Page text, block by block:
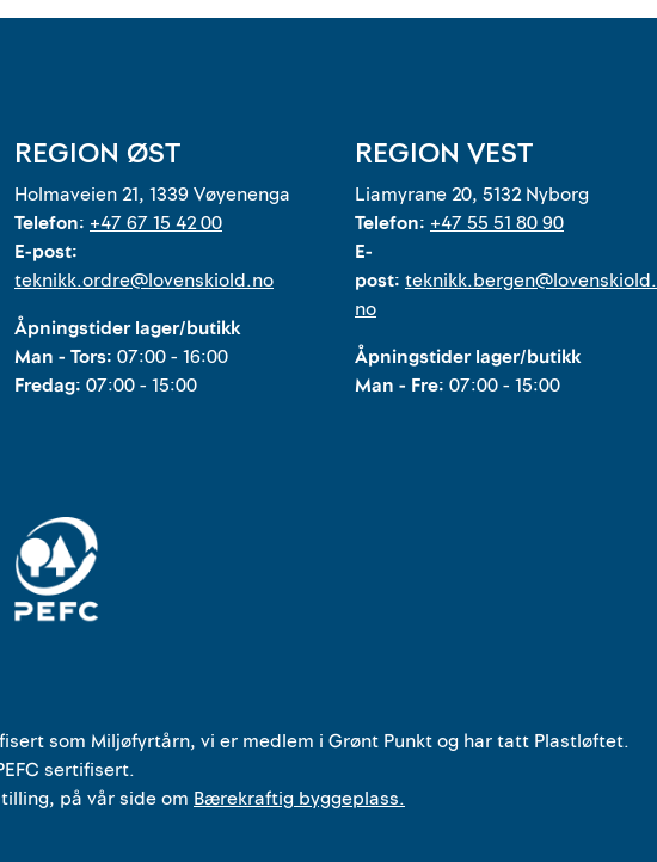
REGION ØST
Holmaveien 21, 1339 Vøyenenga
Telefon: +47 67 15 42 00
E-post:
teknikk.ordre@lovenskiold.no
Åpningstider lager/butikk
Man - Tors: 07:00 - 16:00
Fredag: 07:00 - 15:00
REGION VEST
Liamyrane 20, 5132 Nyborg
Telefon: +47 55 51 80 90
E-
post: teknikk.bergen@lovenskiold.
no
Åpningstider lager/butikk
Man - Fre: 07:00 - 15:00
som Miljøfyrtårn, vi er medlem i Grønt Punkt og har tatt Plastløftet.
sertifisert.
på vår side om Bærekraftig byggeplass.